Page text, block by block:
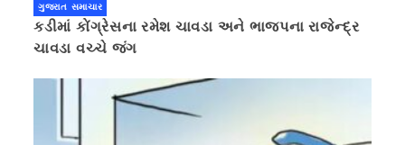
ગુજરાત સમાચાર
કડીમાં કોંગ્રેસના રમેશ ચાવડા અને ભાજપના રાજેન્દ્ર
ચાવડા વચ્ચે જંગ